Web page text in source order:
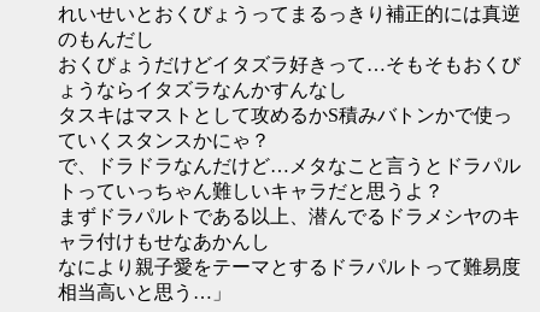
れいせいとおくびょうってまるっきり補正的には真逆
のもんだし
おくびょうだけどイタズラ好きって…そもそもおくび
ょうならイタズラなんかすんなし
タスキはマストとして攻めるかS積みバトンかで使っ
ていくスタンスかにゃ？
で、ドラドラなんだけど…メタなこと言うとドラパル
トっていっちゃん難しいキャラだと思うよ？
まずドラパルトである以上、潜んでるドラメシヤのキ
ャラ付けもせなあかんし
なにより親子愛をテーマとするドラパルトって難易度
相当高いと思う…」